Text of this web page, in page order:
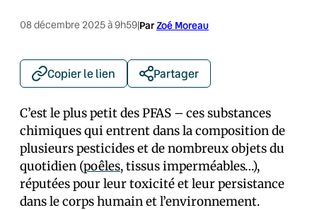
08 décembre 2025 à 9h59|ParZoé Moreau
Copier le lien Partager
C’est le plus petit des PFAS – ces substances
chimiques qui entrent dans la composition de
plusieurs pesticides et de nombreux objets du
quotidien (poêles, tissus imperméables…),
réputées pour leur toxicité et leur persistance
dans le corps humain et l’environnement.